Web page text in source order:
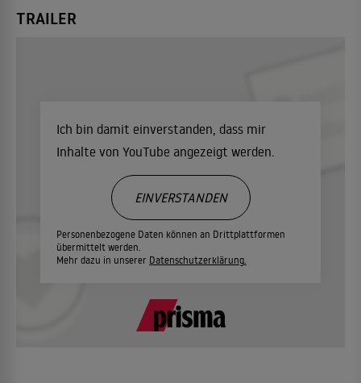
TRAILER
Ich bin damit einverstanden, dass mir
Inhalte von YouTube angezeigt werden.
Personenbezogene Daten können an Drittplattformen
übermittelt werden.
Mehr dazu in unserer Datenschutzerklärung.
EINVERSTANDEN